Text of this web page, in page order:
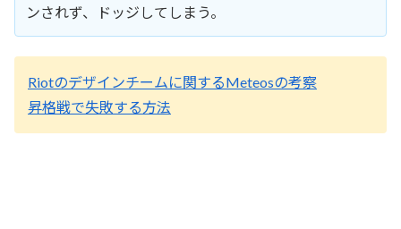
ンされず、ドッジしてしまう。
Riotのデザインチームに関するMeteosの考察
昇格戦で失敗する方法